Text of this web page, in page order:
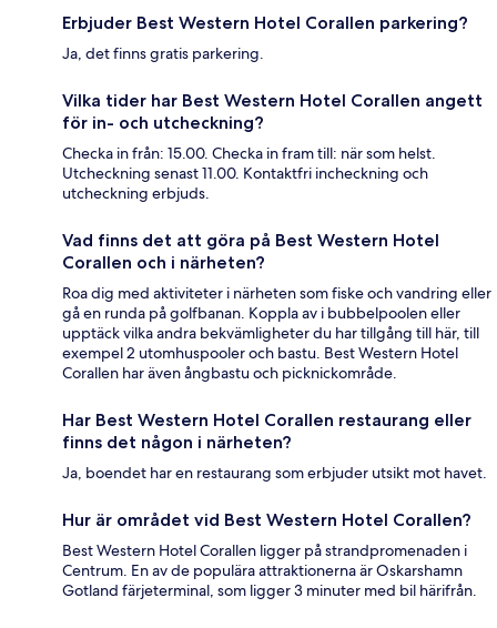
Erbjuder Best Western Hotel Corallen parkering?
Ja, det finns gratis parkering.
Vilka tider har Best Western Hotel Corallen angett
för in- och utcheckning?
Checka in från: 15.00. Checka in fram till: när som helst.
Utcheckning senast 11.00. Kontaktfri incheckning och
utcheckning erbjuds.
Vad finns det att göra på Best Western Hotel
Corallen och i närheten?
Roa dig med aktiviteter i närheten som fiske och vandring eller
gå en runda på golfbanan. Koppla av i bubbelpoolen eller
upptäck vilka andra bekvämligheter du har tillgång till här, till
exempel 2 utomhuspooler och bastu. Best Western Hotel
Corallen har även ångbastu och picknickområde.
Har Best Western Hotel Corallen restaurang eller
finns det någon i närheten?
Ja, boendet har en restaurang som erbjuder utsikt mot havet.
Hur är området vid Best Western Hotel Corallen?
Best Western Hotel Corallen ligger på strandpromenaden i
Centrum. En av de populära attraktionerna är Oskarshamn
Gotland färjeterminal, som ligger 3 minuter med bil härifrån.